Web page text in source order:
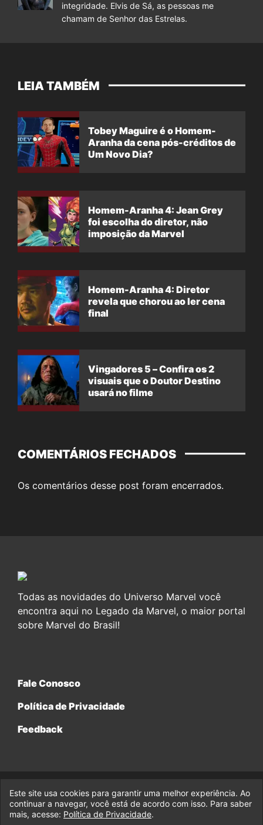
integridade. Elvis de Sá, as pessoas me
chamam de Senhor das Estrelas.
LEIA TAMBÉM
Tobey Maguire é o Homem-
Aranha da cena pós-créditos de
Um Novo Dia?
Homem-Aranha 4: Jean Grey
foi escolha do diretor, não
imposição da Marvel
Homem-Aranha 4: Diretor
revela que chorou ao ler cena
final
Vingadores 5 – Confira os 2
visuais que o Doutor Destino
usará no filme
COMENTÁRIOS FECHADOS
Os comentários desse post foram encerrados.
Todas as novidades do Universo Marvel você
encontra aqui no Legado da Marvel, o maior portal
sobre Marvel do Brasil!
Fale Conosco
Política de Privacidade
Feedback
© 2017-2026 Legado da Marvel, uma empresa da Legado
Enterprises.
Este site usa cookies para garantir uma melhor experiência. Ao
continuar a navegar, você está de acordo com isso. Para saber
mais, acesse: Política de Privacidade.